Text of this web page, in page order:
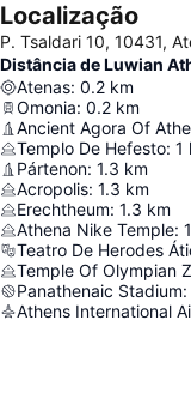
Localização
P. Tsaldari 10, 10431,
Distância de Luwian
Atenas: 0.2 km
Omonia: 0.2 km
Ancient Agora Of
Templo De Hefesto: 1
Pártenon: 1.3 km
Acropolis: 1.3 km
Erechtheum: 1.3 km
Athena Nike Temple:
Teatro De Herodes
Temple Of Olympian
Panathenaic Stadium:
Athens International